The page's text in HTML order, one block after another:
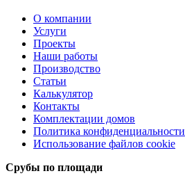
О компании
Услуги
Проекты
Наши работы
Производство
Статьи
Калькулятор
Контакты
Комплектации домов
Политика конфиденциальности
Использование файлов cookie
Срубы по площади